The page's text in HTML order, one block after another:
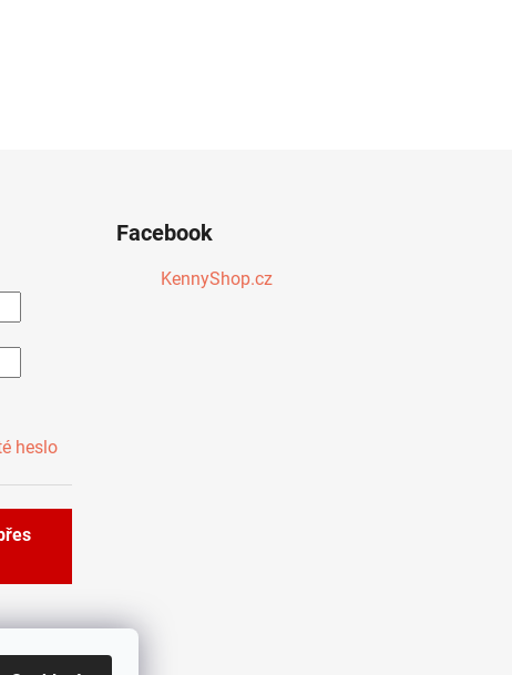
heslo
Facebook
KennyShop.cz